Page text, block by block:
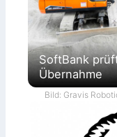
SoftBank
Übernahme
Bild: Gravis